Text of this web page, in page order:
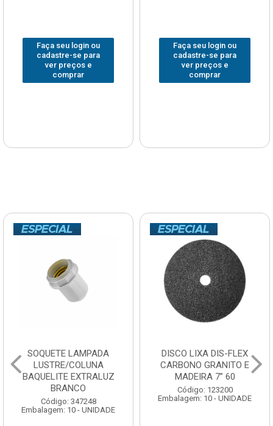
Faça seu login ou
cadastre-se para
ver preços e
comprar
Faça seu login ou
cadastre-se para
ver preços e
comprar
SOQUETE LAMPADA
LUSTRE/COLUNA
BAQUELITE EXTRALUZ
BRANCO
Código: 347248
Embalagem: 10 - UNIDADE
DISCO LIXA DIS-FLEX
CARBONO GRANITO E
MADEIRA 7” 60
Código: 123200
Embalagem: 10 - UNIDADE